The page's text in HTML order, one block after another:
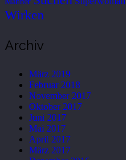
Wirken
Archiv
März 2019
Februar 2018
November 2017
Oktober 2017
Juni 2017
Mai 2017
April 2017
März 2017